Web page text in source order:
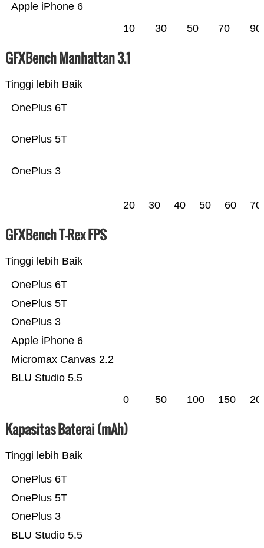
Apple iPhone 6
10 30 50 70 90
GFXBench Manhattan 3.1
Tinggi lebih Baik
OnePlus 3
OnePlus 5T
OnePlus 6T
20 30 40 50 60 70
GFXBench T-Rex FPS
Tinggi lebih Baik
BLU Studio 5.5
Micromax Canvas 2.2
Apple iPhone 6
OnePlus 3
OnePlus 5T
OnePlus 6T
0 50 100 150
Kapasitas Baterai (mAh)
Tinggi lebih Baik
BLU Studio 5.5
OnePlus 3
OnePlus 5T
OnePlus 6T